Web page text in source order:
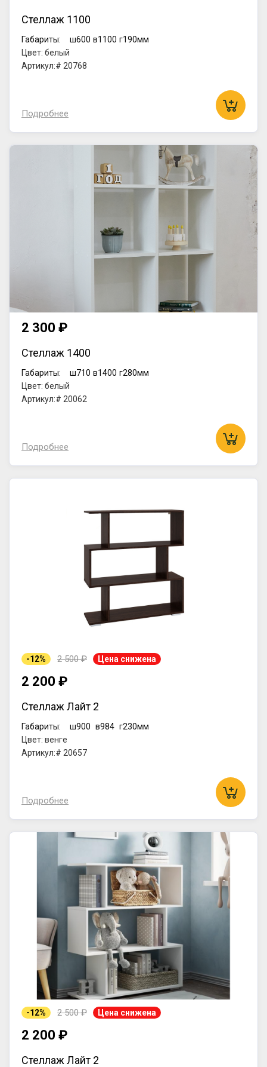
Стеллаж 1100
Габариты: ш600 в1100 г190мм
Цвет: белый
Артикул:# 20768
Подробнее
2 300 ₽
Стеллаж 1400
Габариты: ш710 в1400 г280мм
Цвет: белый
Артикул:# 20062
Подробнее
-12% 2 500 ₽ Цена снижена
2 200 ₽
Стеллаж Лайт 2
Габариты: ш900 в984 г230мм
Цвет: венге
Артикул:# 20657
Подробнее
-12% 2 500 ₽ Цена снижена
2 200 ₽
Стеллаж Лайт 2